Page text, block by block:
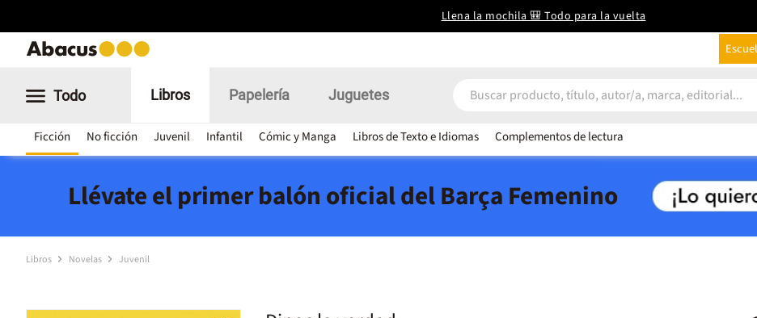
Llena la mochila 🎒 Todo para la vuelta
Todo Libros
Ficción No ficción Juvenil Infantil Cómic y Manga Libros de Texto e Idiomas Complementos de lectura
Papelería Juguetes
Llévate el primer balón oficial del Barça Femenino
Libros Novelas Juvenil